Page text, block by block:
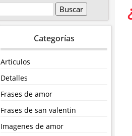
Categorías
Articulos
Detalles
Frases de amor
Frases de san valentin
Imagenes de amor